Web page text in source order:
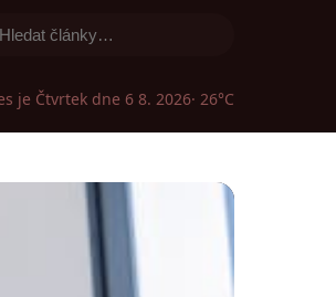
je Čtvrtek dne 6 8. 2026· 26°C